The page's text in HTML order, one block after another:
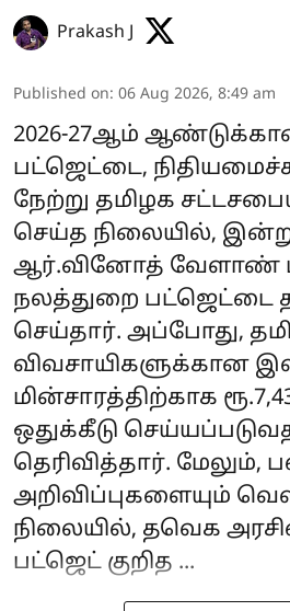
Prakash J
Published on: 06 Aug 2026, 8:49 am
2026-27ஆம்
பட்ஜெட்டை,
நேற்று தமிழக
செய்த நிலையில்,
ஆர்.வினோத் வேளாண்
நலத்துறை பட்ஜெட்டை
செய்தார். அப்போது,
விவசாயிகளுக்கான
மின்சாரத்திற்காக
ஒதுக்கீடு
தெரிவித்தார். மேலும்,
அறிவிப்புகளையும்
நிலையில், தவெக
பட்ஜெட் குறித ...